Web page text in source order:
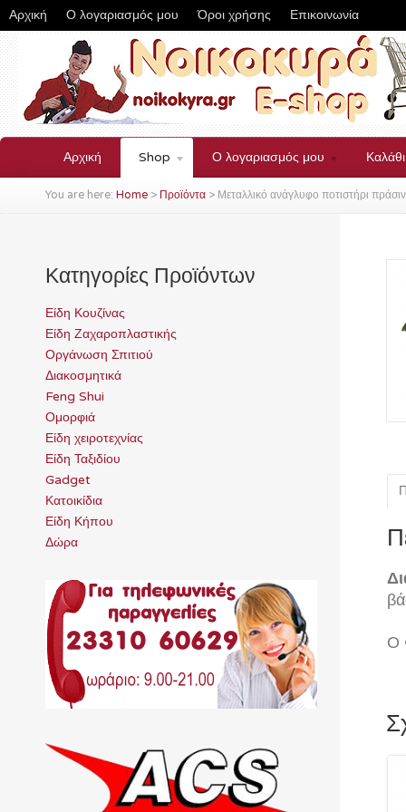
Αρχική Ο λογαριασμός μου Όροι χρήσης Επικοινωνία
Αρχική Shop Ο λογαριασμός μου
You are here: Home > Προϊόντα > Μεταλλικό ανάγλυφο ποτιστήρι
Ο
Κατηγορίες Προϊόντων
Είδη Κουζίνας
Είδη Ζαχαροπλαστικής
Οργάνωση Σπιτιού
Διακοσμητικά
Feng Shui
Ομορφιά
Είδη χειροτεχνίας
Είδη Ταξιδίου
Gadget
Κατοικίδια
Είδη Κήπου
Δώρα